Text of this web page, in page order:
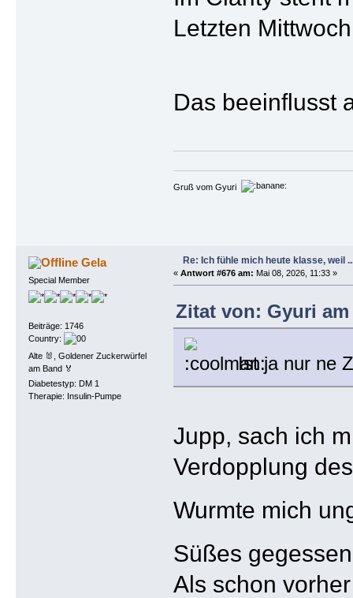
Letzten
Das beeinflusst
Gruß vom Gyuri
Gela
Special Member
Beiträge: 1746
Country:
Alte 🐰, Goldener Zuckerwürfel
am Band 🏅
Diabetestyp: DM 1
Therapie: Insulin-Pumpe
Re: Ich fühle mich heute klasse, weil
« Antwort #676 am: Mai 08, 2026, 11:33 »
Zitat von: Gyuri am
Ist ja nur ne
Jupp, sach ich
Verdopplung
Wurmte mich
Süßes
Als schon